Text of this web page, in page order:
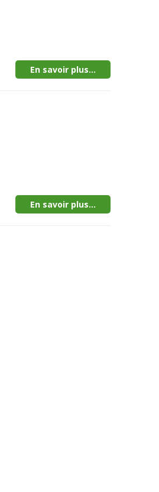
En savoir plus...
En savoir plus...